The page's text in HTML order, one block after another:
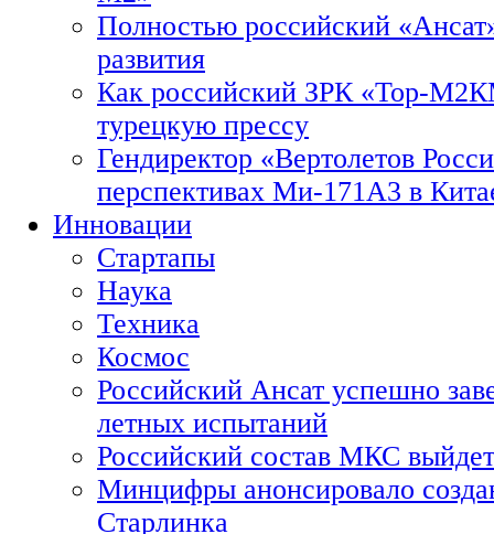
Полностью российский
развития
Как российский ЗРК «Тор-
турецкую прессу
Гендиректор «Вертолетов
перспективах Ми-171А3 в
Инновации
Стартапы
Наука
Техника
Космос
Российский Ансат успешно
летных испытаний
Российский состав МКС
Минцифры анонсировало
Старлинка